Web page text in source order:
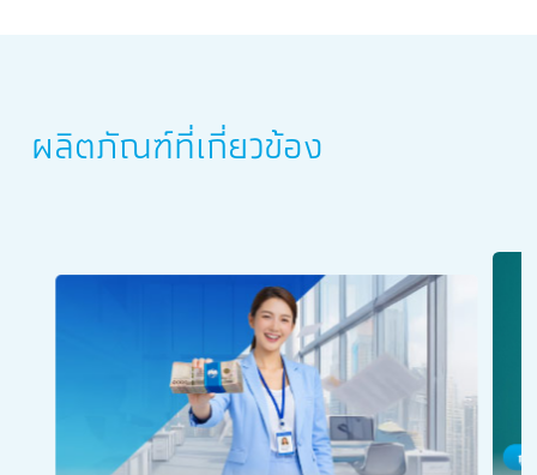
ผลิตภัณฑ์ที่เกี่ยวข้อง